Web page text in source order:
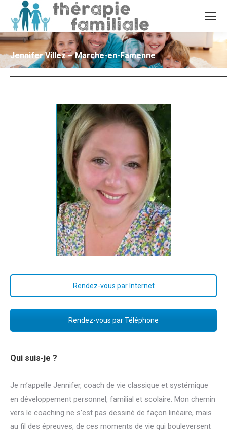
Jennifer Villez – Marche-en-Famenne
Qui suis-je ?
Je m’appelle Jennifer, coach de vie classique et systémique
en développement personnel, familial et scolaire. Mon chemin
vers le coaching ne s’est pas dessiné de façon linéaire, mais
au fil des épreuves, de ces moments de vie qui bouleversent
Rendez-vous par Internet
Rendez-vous par Téléphone